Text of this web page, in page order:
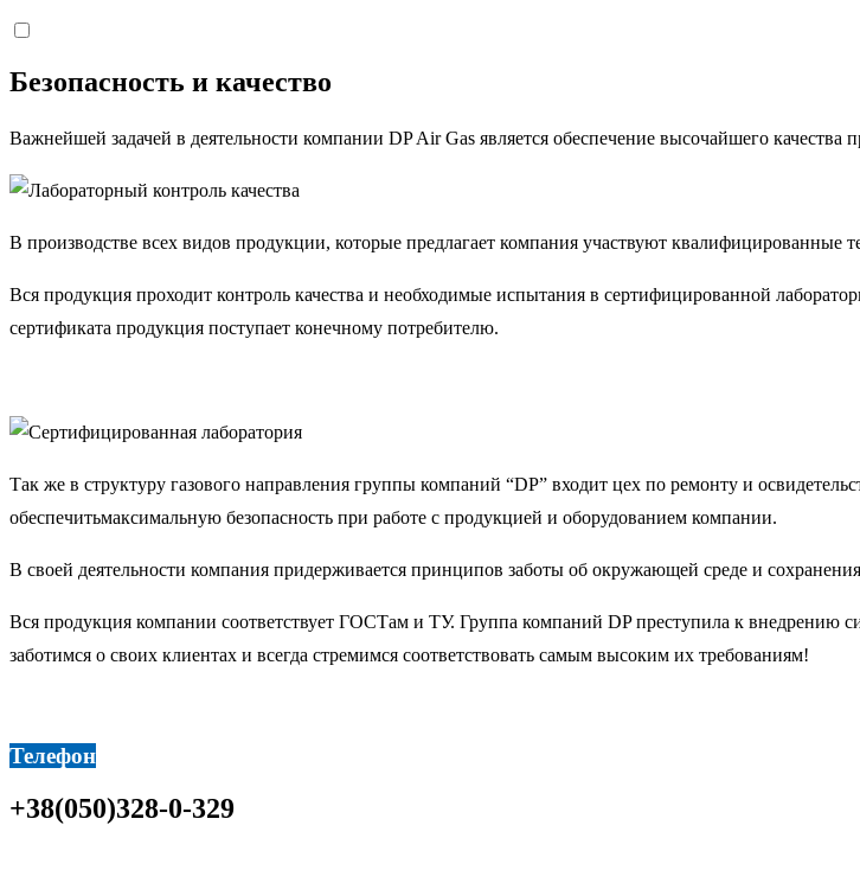
Безопасность и качество
Важнейшей задачей в деятельности компании DP Air Gas является обеспечение высочайшего
В производстве всех видов продукции, которые предлагает компания участвуют квалифицированные
Вся продукция проходит контроль качества и необходимые испытания в сертифицированной
сертификата продукция поступает конечному потребителю.
Так же в структуру газового направления группы компаний “DP” входит цех по ремонту и
обеспечитьмаксимальную безопасность при работе с продукцией и оборудованием компании.
В своей деятельности компания придерживается принципов заботы об окружающей среде и
Вся продукция компании соответствует ГОСТам и ТУ. Группа компаний DP преступила к внедрению
заботимся о своих клиентах и всегда стремимся соответствовать самым высоким их требованиям!
Телефон
+38(050)328-0-329